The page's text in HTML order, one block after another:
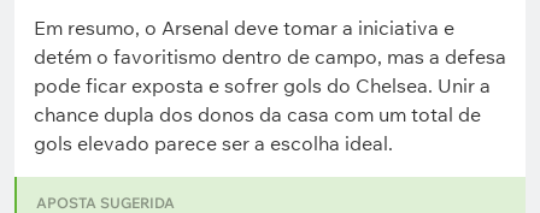
Em resumo, o Arsenal deve tomar a iniciativa e
detém o favoritismo dentro de campo, mas a defesa
pode ficar exposta e sofrer gols do Chelsea. Unir a
chance dupla dos donos da casa com um total de
gols elevado parece ser a escolha ideal.
APOSTA SUGERIDA